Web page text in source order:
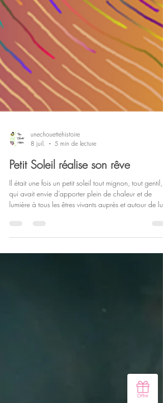
unechouettehistoire
8 juil.
5 min de lecture
Petit Soleil réalise son rêve
Il était une fois un petit soleil tout mignon, tout gentil,
Mais voilà qu’on ne sait pourquoi, il était né...